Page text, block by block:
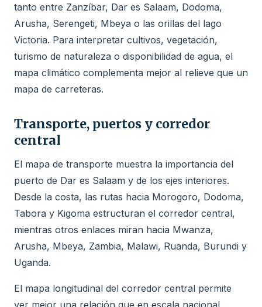
tanto entre Zanzíbar, Dar es Salaam, Dodoma,
Arusha, Serengeti, Mbeya o las orillas del lago
Victoria. Para interpretar cultivos, vegetación,
turismo de naturaleza o disponibilidad de agua, el
mapa climático complementa mejor al relieve que un
mapa de carreteras.
Transporte, puertos y corredor
central
El mapa de transporte muestra la importancia del
puerto de Dar es Salaam y de los ejes interiores.
Desde la costa, las rutas hacia Morogoro, Dodoma,
Tabora y Kigoma estructuran el corredor central,
mientras otros enlaces miran hacia Mwanza,
Arusha, Mbeya, Zambia, Malawi, Ruanda, Burundi y
Uganda.
El mapa longitudinal del corredor central permite
ver mejor una relación que en escala nacional